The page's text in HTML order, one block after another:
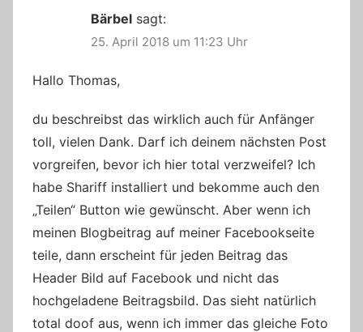
Bärbel sagt:
25. April 2018 um 11:23 Uhr
Hallo Thomas,
du beschreibst das wirklich auch für Anfänger
toll, vielen Dank. Darf ich deinem nächsten Post
vorgreifen, bevor ich hier total verzweifel? Ich
habe Shariff installiert und bekomme auch den
„Teilen“ Button wie gewünscht. Aber wenn ich
meinen Blogbeitrag auf meiner Facebookseite
teile, dann erscheint für jeden Beitrag das
Header Bild auf Facebook und nicht das
hochgeladene Beitragsbild. Das sieht natürlich
total doof aus, wenn ich immer das gleiche Foto